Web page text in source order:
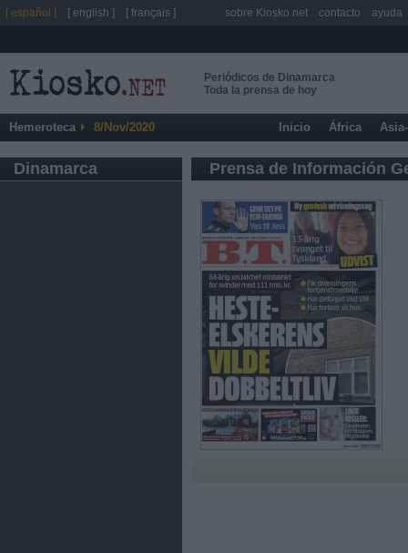
Periódicos de Dinamarca
Toda la prensa de hoy
Hemeroteca 8/Nov/2020 Inicio África
Dinamarca Prensa de Información
[ español ] [ english ] [ français ] sobre Kiosko.net contacto ayuda